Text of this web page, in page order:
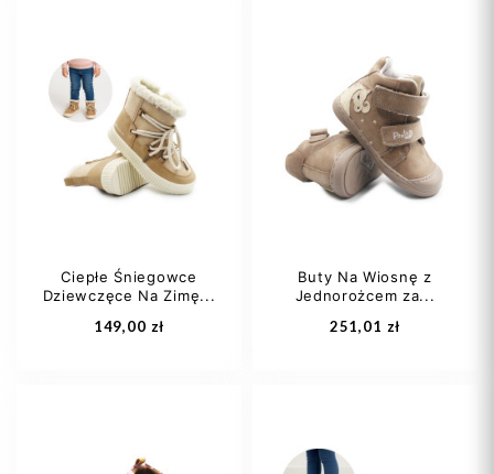
22
Dodaj do koszyka
22 23
Dodaj do koszyka
Ciepłe Śniegowce
Dziewczęce Na Zimę...
149,00 zł
Buty Na Wiosnę z
Jednorożcem za...
251,01 zł